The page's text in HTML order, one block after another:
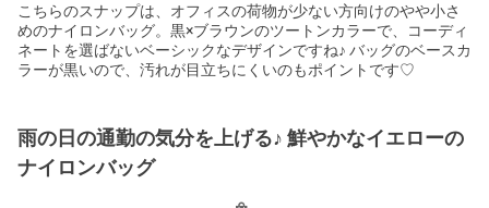
こちらのスナップは、オフィスの荷物が少ない方向けのやや小さ
めのナイロンバッグ。黒×ブラウンのツートンカラーで、コーディ
ネートを選ばないベーシックなデザインですね♪ バッグのベースカ
ラーが黒いので、汚れが目立ちにくいのもポイントです♡
雨の日の通勤の気分を上げる♪ 鮮やかなイエローの
ナイロンバッグ